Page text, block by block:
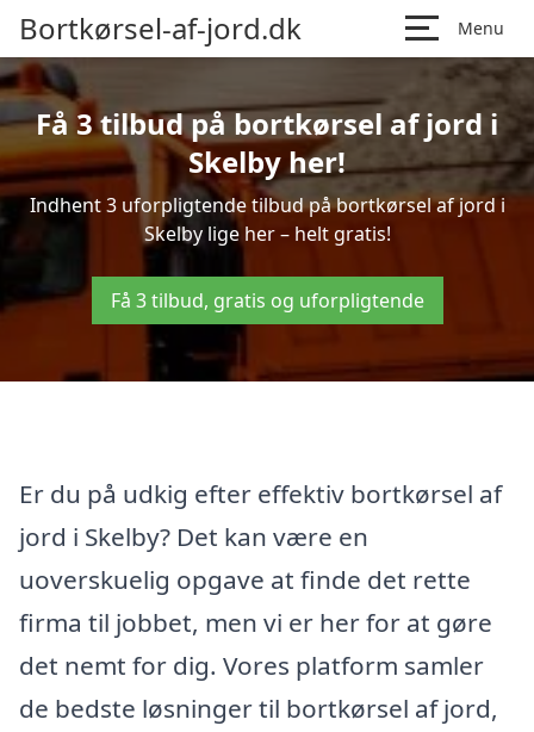
Bortkørsel-af-jord.dk Menu
Få 3 tilbud på bortkørsel af jord i
Skelby her!
Indhent 3 uforpligtende tilbud på bortkørsel af jord i
Skelby lige her – helt gratis!
Få 3 tilbud, gratis og uforpligtende
Er du på udkig efter effektiv bortkørsel af
jord i Skelby? Det kan være en
uoverskuelig opgave at finde det rette
firma til jobbet, men vi er her for at gøre
det nemt for dig. Vores platform samler
de bedste løsninger til bortkørsel af jord,